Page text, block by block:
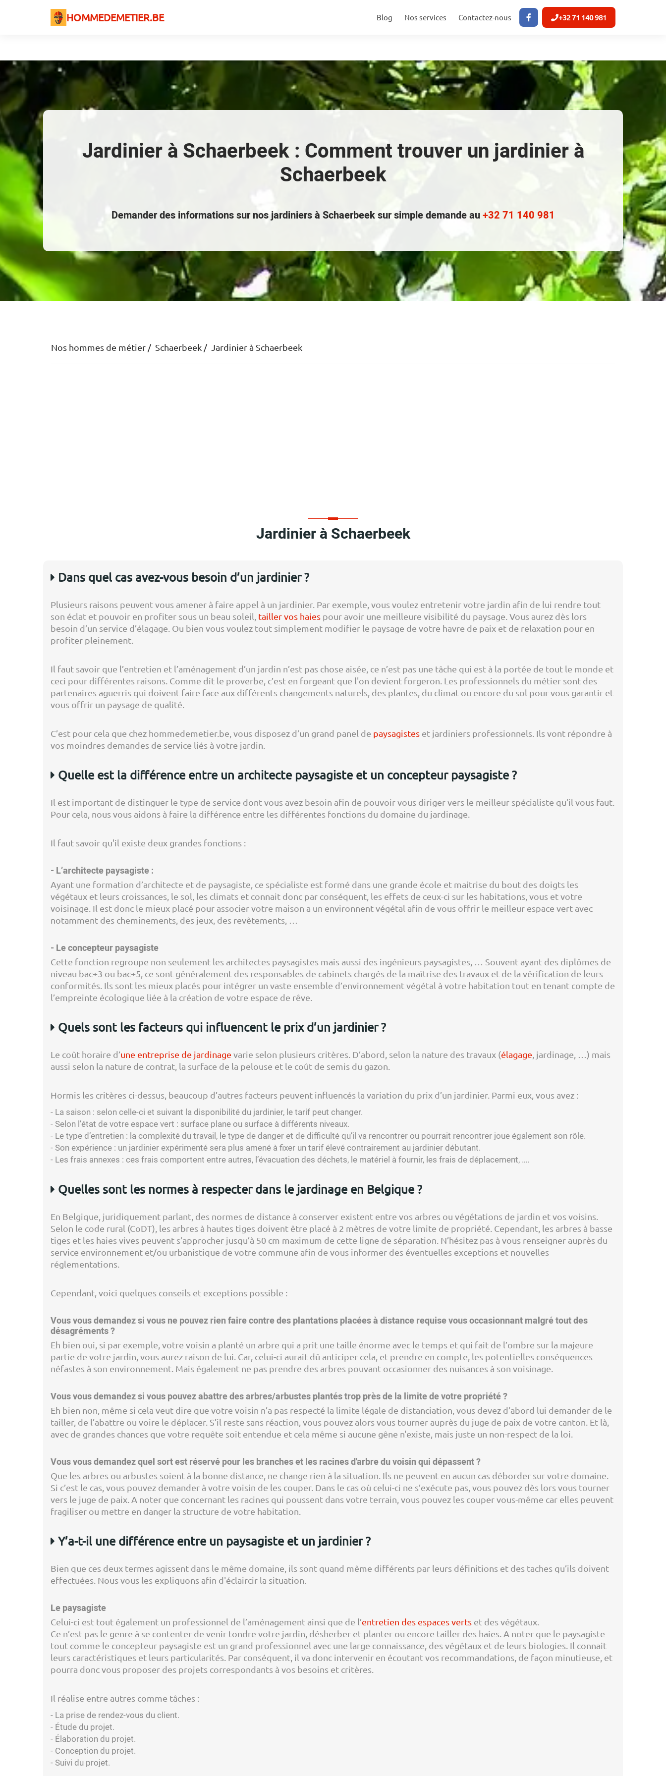
HOMMEDEMETIER.BE Blog Nos services Contactez-nous +32 71 140 981
Jardinier à Schaerbeek : Comment trouver un jardinier à
Schaerbeek
Demander des informations sur nos jardiniers à Schaerbeek sur simple demande au+32 71 140 981
Nos hommes de métier Schaerbeek Jardinier à Schaerbeek
Jardinier à Schaerbeek
Dans quel cas avez-vous besoin d’un jardinier ?
Plusieurs raisons peuvent vous amener à faire appel à un jardinier. Par exemple, vous voulez entretenir votre jardin afin de lui rendre tout
son éclat et pouvoir en profiter sous un beau soleil, tailler vos haies pour avoir une meilleure visibilité du paysage. Vous aurez dès lors
besoin d’un service d’élagage. Ou bien vous voulez tout simplement modifier le paysage de votre havre de paix et de relaxation pour en
profiter pleinement.
Il faut savoir que l’entretien et l’aménagement d’un jardin n’est pas chose aisée, ce n’est pas une tâche qui est à la portée de tout le monde et
ceci pour différentes raisons. Comme dit le proverbe, c’est en forgeant que l'on devient forgeron. Les professionnels du métier sont des
partenaires aguerris qui doivent faire face aux différents changements naturels, des plantes, du climat ou encore du sol pour vous garantir et
vous offrir un paysage de qualité.
C’est pour cela que chez hommedemetier.be, vous disposez d’un grand panel de paysagistes et jardiniers professionnels. Ils vont répondre à
vos moindres demandes de service liés à votre jardin.
Quelle est la différence entre un architecte paysagiste et un concepteur paysagiste ?
Il est important de distinguer le type de service dont vous avez besoin afin de pouvoir vous diriger vers le meilleur spécialiste qu’il vous faut.
Pour cela, nous vous aidons à faire la différence entre les différentes fonctions du domaine du jardinage.
Il faut savoir qu'il existe deux grandes fonctions :
- L’architecte paysagiste :
Ayant une formation d’architecte et de paysagiste, ce spécialiste est formé dans une grande école et maitrise du bout des doigts les
végétaux et leurs croissances, le sol, les climats et connait donc par conséquent, les effets de ceux-ci sur les habitations, vous et votre
voisinage. Il est donc le mieux placé pour associer votre maison a un environnent végétal afin de vous offrir le meilleur espace vert avec
notamment des cheminements, des jeux, des revêtements, …
- Le concepteur paysagiste
Cette fonction regroupe non seulement les architectes paysagistes mais aussi des ingénieurs paysagistes, … Souvent ayant des diplômes de
niveau bac+3 ou bac+5, ce sont généralement des responsables de cabinets chargés de la maîtrise des travaux et de la vérification de leurs
conformités. Ils sont les mieux placés pour intégrer un vaste ensemble d’environnement végétal à votre habitation tout en tenant compte de
l’empreinte écologique liée à la création de votre espace de rêve.
Quels sont les facteurs qui influencent le prix d’un jardinier ?
Le coût horaire d’une entreprise de jardinage varie selon plusieurs critères. D’abord, selon la nature des travaux (élagage , jardinage, …) mais
aussi selon la nature de contrat, la surface de la pelouse et le coût de semis du gazon.
Hormis les critères ci-dessus, beaucoup d’autres facteurs peuvent influencés la variation du prix d’un jardinier. Parmi eux, vous avez :
- La saison : selon celle-ci et suivant la disponibilité du jardinier, le tarif peut changer.
- Selon l’état de votre espace vert : surface plane ou surface à différents niveaux.
- Le type d’entretien : la complexité du travail, le type de danger et de difficulté qu’il va rencontrer ou pourrait rencontrer joue également son rôle.
- Son expérience : un jardinier expérimenté sera plus amené à fixer un tarif élevé contrairement au jardinier débutant.
- Les frais annexes : ces frais comportent entre autres, l’évacuation des déchets, le matériel à fournir, les frais de déplacement, ….
Quelles sont les normes à respecter dans le jardinage en Belgique ?
En Belgique, juridiquement parlant, des normes de distance à conserver existent entre vos arbres ou végétations de jardin et vos voisins.
Selon le code rural (CoDT), les arbres à hautes tiges doivent être placé à 2 mètres de votre limite de propriété. Cependant, les arbres à basse
tiges et les haies vives peuvent s’approcher jusqu’à 50 cm maximum de cette ligne de séparation. N’hésitez pas à vous renseigner auprès du
service environnement et/ou urbanistique de votre commune afin de vous informer des éventuelles exceptions et nouvelles
réglementations.
Cependant, voici quelques conseils et exceptions possible :
Vous vous demandez si vous ne pouvez rien faire contre des plantations placées à distance requise vous occasionnant malgré tout des
désagréments ?
Eh bien oui, si par exemple, votre voisin a planté un arbre qui a prit une taille énorme avec le temps et qui fait de l’ombre sur la majeure
partie de votre jardin, vous aurez raison de lui. Car, celui-ci aurait dû anticiper cela, et prendre en compte, les potentielles conséquences
néfastes à son environnement. Mais également ne pas prendre des arbres pouvant occasionner des nuisances à son voisinage.
Vous vous demandez si vous pouvez abattre des arbres/arbustes plantés trop près de la limite de votre propriété ?
Eh bien non, même si cela veut dire que votre voisin n’a pas respecté la limite légale de distanciation, vous devez d’abord lui demander de le
tailler, de l’abattre ou voire le déplacer. S’il reste sans réaction, vous pouvez alors vous tourner auprès du juge de paix de votre canton. Et là,
avec de grandes chances que votre requête soit entendue et cela même si aucune gêne n'existe, mais juste un non-respect de la loi.
Vous vous demandez quel sort est réservé pour les branches et les racines d'arbre du voisin qui dépassent ?
Que les arbres ou arbustes soient à la bonne distance, ne change rien à la situation. Ils ne peuvent en aucun cas déborder sur votre domaine.
Si c’est le cas, vous pouvez demander à votre voisin de les couper. Dans le cas où celui-ci ne s’exécute pas, vous pouvez dès lors vous tourner
vers le juge de paix. A noter que concernant les racines qui poussent dans votre terrain, vous pouvez les couper vous-même car elles peuvent
fragiliser ou mettre en danger la structure de votre habitation.
Y’a-t-il une différence entre un paysagiste et un jardinier ?
Bien que ces deux termes agissent dans le même domaine, ils sont quand même différents par leurs définitions et des taches qu’ils doivent
effectuées. Nous vous les expliquons afin d'éclaircir la situation.
Le paysagiste
Celui-ci est tout également un professionnel de l’aménagement ainsi que de l’entretien des espaces verts et des végétaux.
Ce n’est pas le genre à se contenter de venir tondre votre jardin, désherber et planter ou encore tailler des haies. A noter que le paysagiste
tout comme le concepteur paysagiste est un grand professionnel avec une large connaissance, des végétaux et de leurs biologies. Il connait
leurs caractéristiques et leurs particularités. Par conséquent, il va donc intervenir en écoutant vos recommandations, de façon minutieuse, et
pourra donc vous proposer des projets correspondants à vos besoins et critères.
Il réalise entre autres comme tâches :
- La prise de rendez-vous du client.
- Étude du projet.
- Élaboration du projet.
- Conception du projet.
- Suivi du projet.